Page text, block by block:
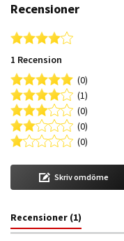
Recensioner
4.0 star rating
1 Recension
(0)
(1)
(0)
(0)
(0)
Skriv omdöme
Recensioner (1)